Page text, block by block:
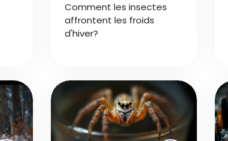
Comment les insectes
affrontent les froids
d'hiver?